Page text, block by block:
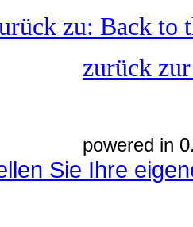
zu: Back to
zurück
powered in
Sie Ihre